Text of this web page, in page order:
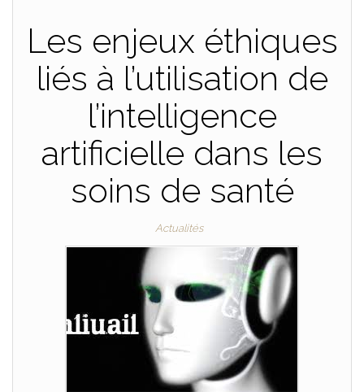
Les enjeux éthiques
liés à l’utilisation de
l’intelligence
artificielle dans les
soins de santé
Actualités